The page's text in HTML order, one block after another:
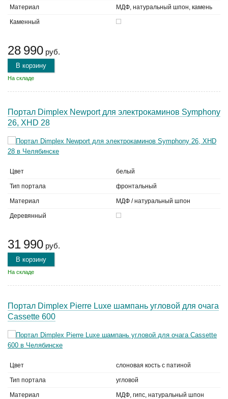
Материал МДФ, натуральный шпон, камень
Каменный
28 990 руб.
В корзину
На складе
Портал Dimplex Newport для электрокаминов Symphony
26, XHD 28
Цвет белый
Тип портала фронтальный
Материал МДФ / натуральный шпон
Деревянный
31 990 руб.
В корзину
На складе
Портал Dimplex Pierre Luxe шампань угловой для очага
Cassette 600
Цвет слоновая кость с патиной
Тип портала угловой
Материал МДФ, гипс, натуральный шпон